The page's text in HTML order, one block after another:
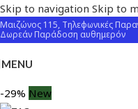
Skip to navigation Skip to
Μαιζώνος 115, Τηλεφωνικές
Δωρεάν Παράδοση αυθημερόν
MENU
-29% New